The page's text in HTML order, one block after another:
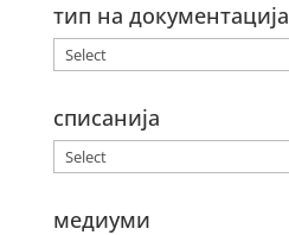
тип на документација
списанија
медиуми